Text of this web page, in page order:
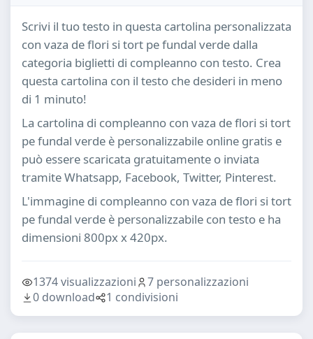
Scrivi il tuo testo in questa cartolina personalizzata
con vaza de flori si tort pe fundal verde dalla
categoria biglietti di compleanno con testo. Crea
questa cartolina con il testo che desideri in meno
di 1 minuto!
La cartolina di compleanno con vaza de flori si tort
pe fundal verde è personalizzabile online gratis e
può essere scaricata gratuitamente o inviata
tramite Whatsapp, Facebook, Twitter, Pinterest.
L'immagine di compleanno con vaza de flori si tort
pe fundal verde è personalizzabile con testo e ha
dimensioni 800px x 420px.
1374 visualizzazioni
7 personalizzazioni
0 download
1 condivisioni